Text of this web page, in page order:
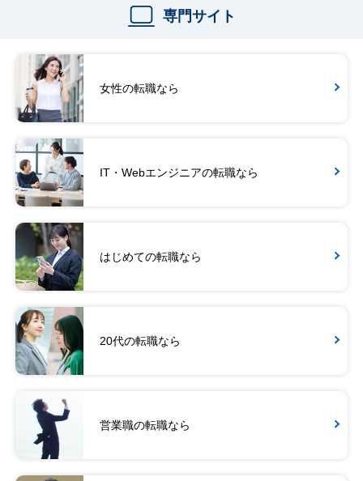
専門サイト
女性の転職なら
IT・Webエンジニアの転職なら
はじめての転職なら
20代の転職なら
営業職の転職なら